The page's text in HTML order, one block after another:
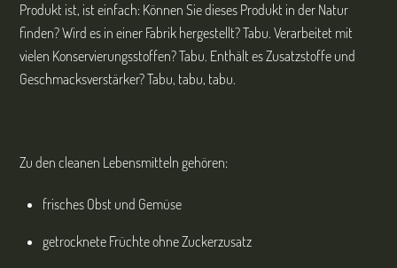
Produkt ist, ist einfach: Können Sie dieses Produkt in der Natur
finden? Wird es in einer Fabrik hergestellt? Tabu. Verarbeitet mit
vielen Konservierungsstoffen? Tabu. Enthält es Zusatzstoffe und
Geschmacksverstärker? Tabu, tabu, tabu.
Zu den cleanen Lebensmitteln gehören:
frisches Obst und Gemüse
getrocknete Früchte ohne Zuckerzusatz